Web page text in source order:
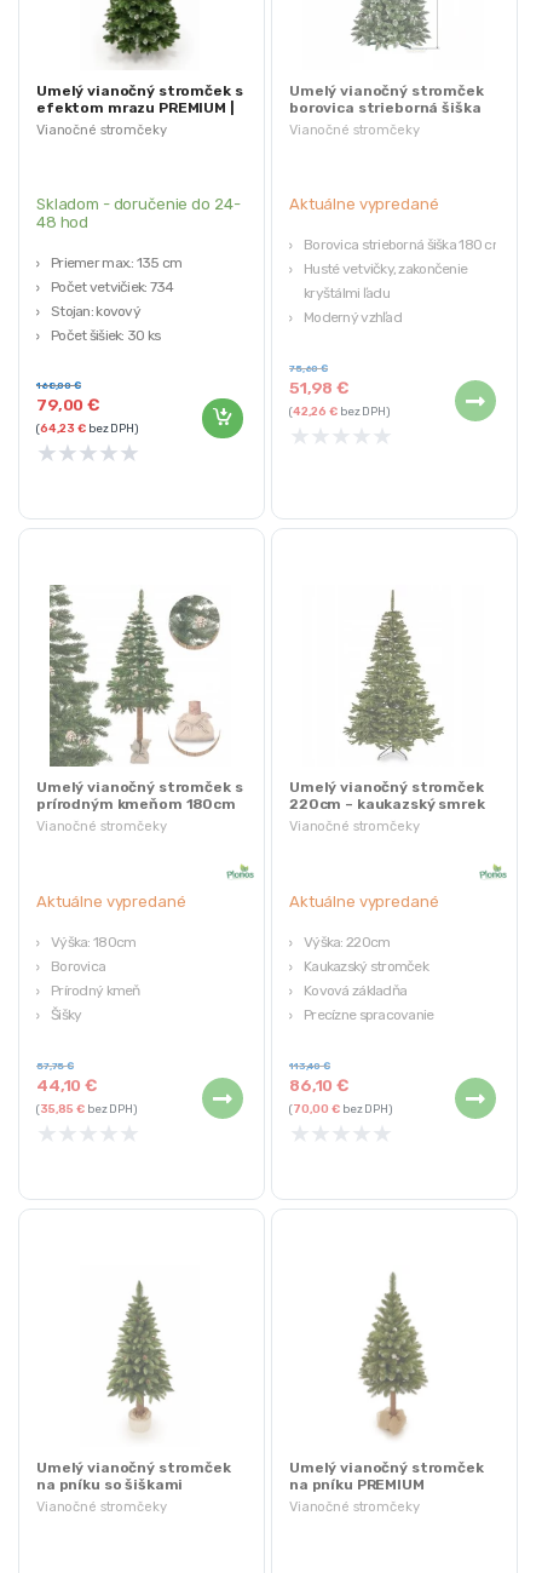
Vianočné stromčeky
Umelý vianočný stromček s
efektom mrazu PREMIUM |
2.2m
Skladom - doručenie do 24-
48 hod
Priemer max.: 135 cm
Počet vetvičiek: 734
Stojan: kovový
Počet šišiek: 30 ks
79,00€
168,00€
(64,23€bez DPH)
★★★★★
Vianočné stromčeky
Umelý vianočný stromček
borovica strieborná šiška
ECONOMIC | 180 cm
Aktuálne vypredané
Borovica strieborná šiška 180 cm
Husté vetvičky, zakončenie
kryštálmi ľadu
Moderný vzhľad
Stojan súčasťou balenia
Šišky nie sú upevnené na
stromčeku no sú súčasťou balenia
51,98€
75,60€
(42,26€bez DPH)
★ ★ ★ ★ ★
Vianočné stromčeky
Umelý vianočný stromček s
prírodným kmeňom 180cm
– borovica STANDARD
Aktuálne vypredané
Výška: 180cm
Borovica
Prírodný kmeň
Šišky
44,10€
57,75€
(35,85€bez DPH)
★ ★ ★ ★ ★
Vianočné stromčeky
Umelý vianočný stromček
220cm – kaukazský smrek
STANDARD
Aktuálne vypredané
Výška: 220cm
Kaukazský stromček
Kovová základňa
Precízne spracovanie
86,10€
113,40€
(70,00€bez DPH)
★ ★ ★ ★ ★
Vianočné stromčeky
Umelý vianočný stromček
na pníku so šiškami
PREMIUM | 2m
Vianočné stromčeky
Umelý vianočný stromček
na pníku PREMIUM
DIAMOND | 1.8m